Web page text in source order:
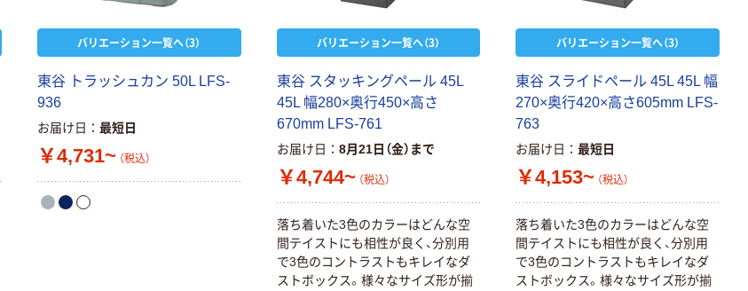
バリエーション一覧へ（3）
東谷 トラッシュカン 50L LFS-
936
お届け日 最短日
￥4,731~ （税込）
バリエーション一覧へ（3）
東谷 スタッキングペール 45L
45L 幅280×奥行450×高さ
670mm LFS-761
お届け日 8月21日（金）まで
￥4,744~ （税込）
落ち着いた3色のカラーはどんな空
間テイストにも相性が良く、分別用
で3色のコントラストもキレイなダ
ストボックス。様々なサイズ形が揃
バリエーション一覧へ（3）
東谷 スライドペール 45L 45L 幅
270×奥行420×高さ605mm LFS-
763
お届け日 最短日
￥4,153~ （税込）
落ち着いた3色のカラーはどんな空
間テイストにも相性が良く、分別用
で3色のコントラストもキレイなダ
ストボックス。様々なサイズ形が揃